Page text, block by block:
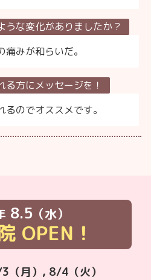
うな変化がありましたか？
みが和らいだ。
る方にメッセージを！
のでオススメです。
8.5 （水）
OPEN！
（月）, 8/4（火）